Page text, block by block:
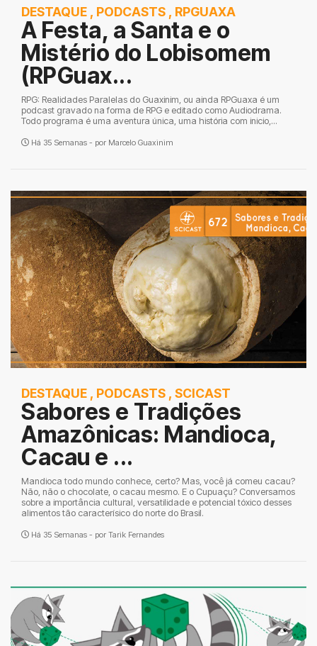
DESTAQUE , PODCASTS , RPGUAXA
A Festa, a Santa e o
Mistério do Lobisomem
(RPGuax...
RPG: Realidades Paralelas do Guaxinim, ou ainda RPGuaxa é um
podcast gravado na forma de RPG e editado como Audiodrama.
Todo programa é uma aventura única, uma história com inicio,...
Há 35 Semanas - por Marcelo Guaxinim
DESTAQUE , PODCASTS , SCICAST
Sabores e Tradições
Amazônicas: Mandioca,
Cacau e ...
Mandioca todo mundo conhece, certo? Mas, você já comeu cacau?
Não, não o chocolate, o cacau mesmo. E o Cupuaçu? Conversamos
sobre a importância cultural, versatilidade e potencial tóxico desses
alimentos tão caracterísico do norte do Brasil.
Há 35 Semanas - por Tarik Fernandes